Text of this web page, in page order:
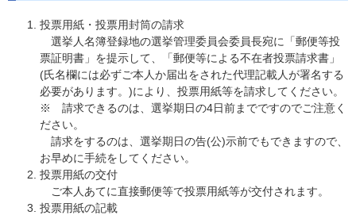
投票用紙・投票用封筒の請求
選挙人名簿登録地の選挙管理委員会委員長宛に「郵便等投
票証明書」を提示して、「郵便等による不在者投票請求書」
(氏名欄には必ずご本人か届出をされた代理記載人が署名する
必要があります。)により、投票用紙等を請求してください。
※ 請求できるのは、選挙期日の4日前までですのでご注意く
ださい。
請求をするのは、選挙期日の告(公)示前でもできますので、
お早めに手続をしてください。
投票用紙の交付
ご本人あてに直接郵便等で投票用紙等が交付されます。
投票用紙の記載